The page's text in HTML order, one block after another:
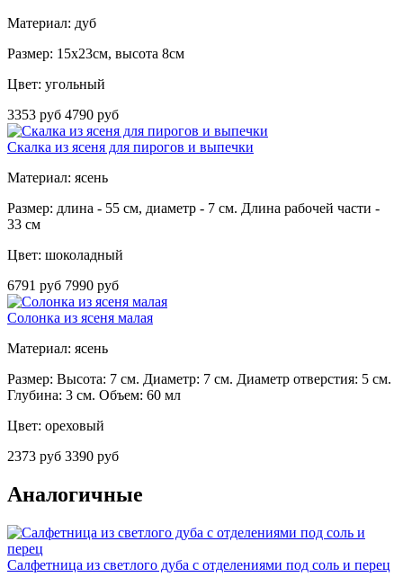
Материал: дуб
Размер: 15х23см, высота 8см
Цвет: угольный
3353 руб 4790 руб
Скалка из ясеня для пирогов и выпечки
Материал: ясень
Размер: длина - 55 см, диаметр - 7 см. Длина рабочей части -
33 см
Цвет: шоколадный
6791 руб 7990 руб
Солонка из ясеня малая
Материал: ясень
Размер: Высота: 7 см. Диаметр: 7 см. Диаметр отверстия: 5 см.
Глубина: 3 см. Объем: 60 мл
Цвет: ореховый
2373 руб 3390 руб
Аналогичные
Салфетница из светлого дуба с отделениями под соль и перец